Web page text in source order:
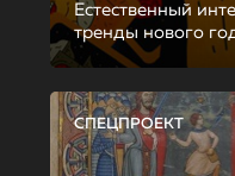
Естественный
тренды нового
СПЕЦПРОЕКТ